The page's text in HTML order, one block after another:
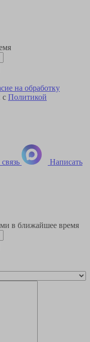
на обработку
с Политикой
Написать
в ближайшее время